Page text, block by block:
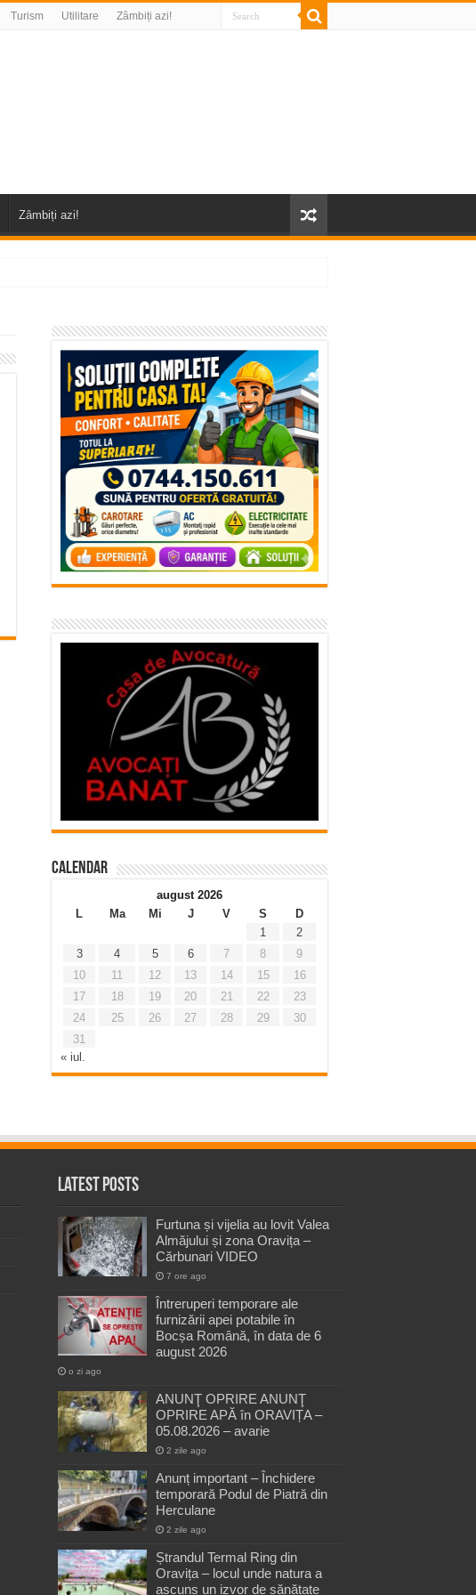
Turism Utilitare Zâmbiți azi!
Zâmbiți azi!
Calendar
august 2026
L
Ma Mi J V S
D
1
2
3
4 5 6 7 8
9
10
11 12 13 14 15
16
17
18 19 20 21 22
23
24
25 26 27 28 29
30
31
« iul.
Latest Posts
Furtuna și vijelia au lovit Valea
Almăjului și zona Oravița –
Cărbunari VIDEO
7 ore ago
Întreruperi temporare ale
furnizării apei potabile în
Bocșa Română, în data de 6
august 2026
o zi ago
ANUNŢ OPRIRE ANUNŢ
OPRIRE APĂ în ORAVIȚA –
05.08.2026 – avarie
2 zile ago
Anunț important – Închidere
temporară Podul de Piatră din
Herculane
2 zile ago
Ștrandul Termal Ring din
Oravița – locul unde natura a
ascuns un izvor de sănătate